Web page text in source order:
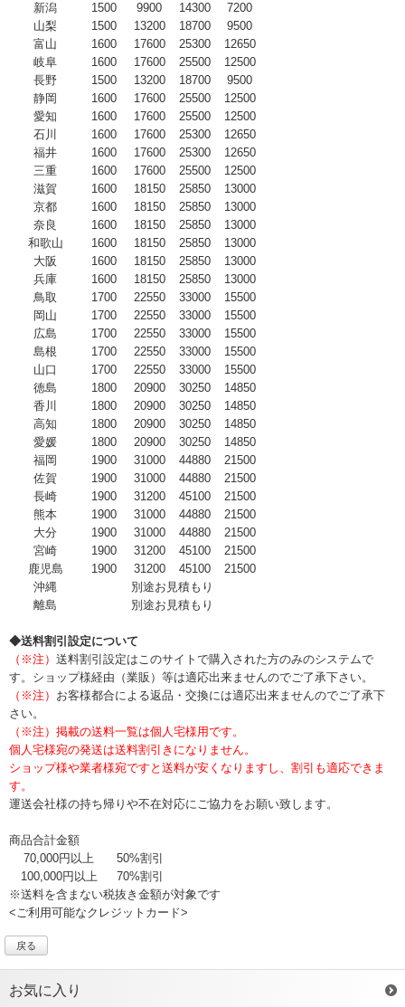
新潟
1500 9900 14300
7200
山梨
1500 13200 18700
9500
富山
1600 17600 25300
12650
岐阜
1600 17600 25500
12500
長野
1500 13200 18700
9500
静岡
1600 17600 25500
12500
愛知
1600 17600 25500
12500
石川
1600 17600 25300
12650
福井
1600 17600 25300
12650
三重
1600 17600 25500
12500
滋賀
1600 18150 25850
13000
京都
1600 18150 25850
13000
奈良
1600 18150 25850
13000
和歌山
1600 18150 25850
13000
大阪
1600 18150 25850
13000
兵庫
1600 18150 25850
13000
鳥取
1700 22550 33000
15500
岡山
1700 22550 33000
15500
広島
1700 22550 33000
15500
島根
1700 22550 33000
15500
山口
1700 22550 33000
15500
徳島
1800 20900 30250
14850
香川
1800 20900 30250
14850
高知
1800 20900 30250
14850
愛媛
1800 20900 30250
14850
福岡
1900 31000 44880
21500
佐賀
1900 31000 44880
21500
長崎
1900 31200 45100
21500
熊本
1900 31000 44880
21500
大分
1900 31000 44880
21500
宮崎
1900 31200 45100
21500
鹿児島
1900 31200 45100
21500
沖縄
別途お見積もり
離島
別途お見積もり
◆送料割引設定について
（※注） 送料割引設定はこのサイトで購入された方のみのシステムで
す。ショップ様経由（業販）等は適応出来ませんのでご了承下さい。
（※注） お客様都合による返品・交換には適応出来ませんのでご了承下
さい。
（※注）掲載の送料一覧は個人宅様用です。
個人宅様宛の発送は送料割引きになりません。
ショップ様や業者様宛ですと送料が安くなりますし、割引も適応できま
す。
運送会社様の持ち帰りや不在対応にご協力をお願い致します。
商品合計金額
70,000円以上
50%割引
100,000円以上
70%割引
※送料を含まない税抜き金額が対象です
<ご利用可能なクレジットカード>
戻る
お気に入り